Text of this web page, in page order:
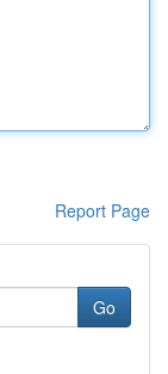
Report Page
Go